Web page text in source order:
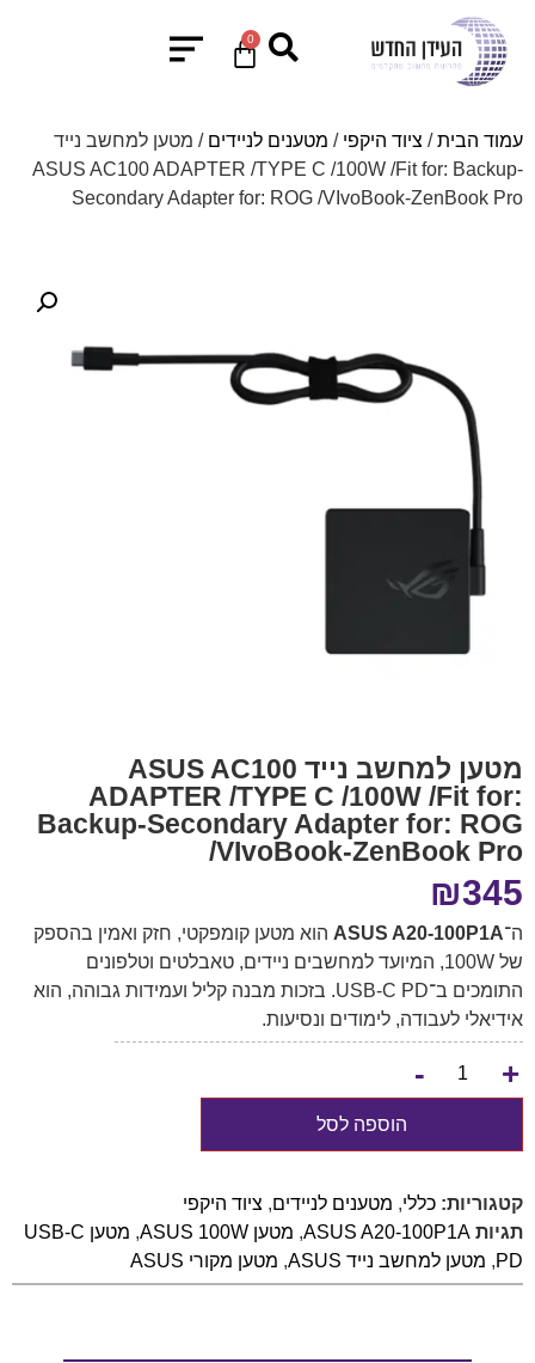
0
עמוד הבית/ ציוד היקפי / מטענים לניידים / מטען למחשב נייד
ASUS AC100 ADAPTER /TYPE C /100W /Fit for: Backup-
Secondary Adapter for: ROG /VIvoBook-ZenBook Pro
מטען למחשב נייד ASUS AC100
ADAPTER /TYPE C /100W /Fit for:
Backup-Secondary Adapter for: ROG
/VIvoBook-ZenBook Pro
₪345
ה־ASUS A20-100P1A הוא מטען קומפקטי, חזק ואמין בהספק
של ‎100W, המיועד למחשבים ניידים, טאבלטים וטלפונים
התומכים ב־USB-C PD. בזכות מבנה קליל ועמידות גבוהה, הוא
אידיאלי לעבודה, לימודים ונסיעות.
+
-
הוספה לסל
קטגוריות: כללי, מטענים לניידים, ציוד היקפי
תגיות ASUS A20-100P1A
, מטען ASUS 100W ,
מטען USB-C
PD
, מטען למחשב נייד ASUS , מטען מקורי ASUS